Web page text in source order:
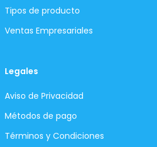
Tipos de producto
Ventas Empresariales
Legales
Aviso de Privacidad
Métodos de pago
Términos y Condiciones